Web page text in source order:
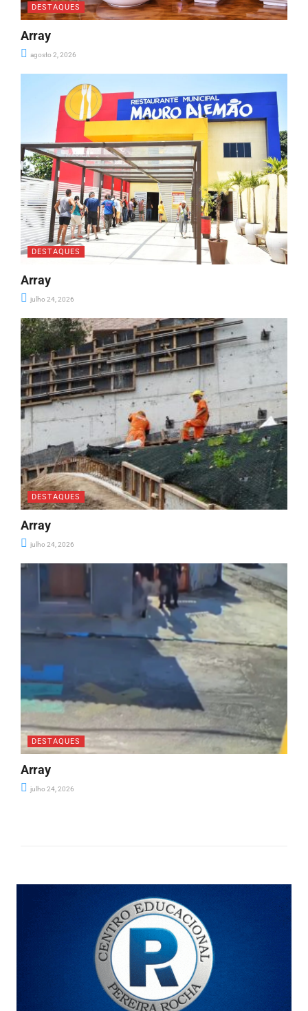
DESTAQUES
Array
agosto 2, 2026
DESTAQUES
Array
julho 24, 2026
DESTAQUES
Array
julho 24, 2026
DESTAQUES
Array
julho 24, 2026